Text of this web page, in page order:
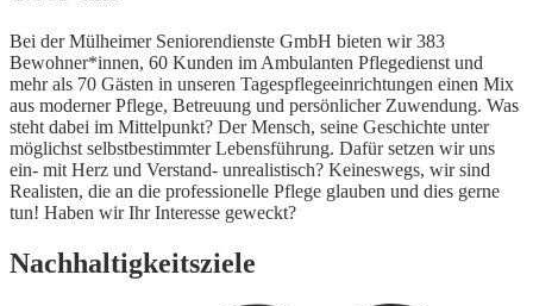
Bei der Mülheimer Seniorendienste GmbH bieten wir 383
Bewohner*innen, 60 Kunden im Ambulanten Pflegedienst und
mehr als 70 Gästen in unseren Tagespflegeeinrichtungen einen Mix
aus moderner Pflege, Betreuung und persönlicher Zuwendung. Was
steht dabei im Mittelpunkt? Der Mensch, seine Geschichte unter
möglichst selbstbestimmter Lebensführung. Dafür setzen wir uns
ein- mit Herz und Verstand- unrealistisch? Keineswegs, wir sind
Realisten, die an die professionelle Pflege glauben und dies gerne
tun! Haben wir Ihr Interesse geweckt?
Nachhaltigkeitsziele